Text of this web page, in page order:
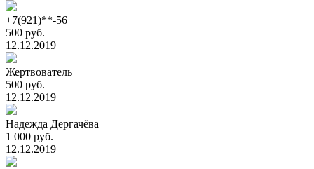
+7(921)**-56
500 руб.
12.12.2019
Жертвователь
500 руб.
12.12.2019
Надежда Дергачёва
1 000 руб.
12.12.2019